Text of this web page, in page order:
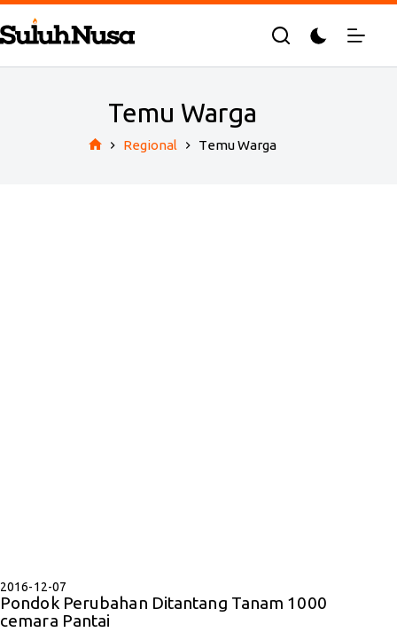
Skip
to
content
Temu Warga
Regional Temu Warga
2016-12-07
Pondok Perubahan Ditantang Tanam 1000
cemara Pantai